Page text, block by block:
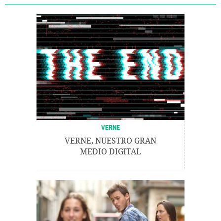
VERNE
VERNE, NUESTRO GRAN
MEDIO DIGITAL